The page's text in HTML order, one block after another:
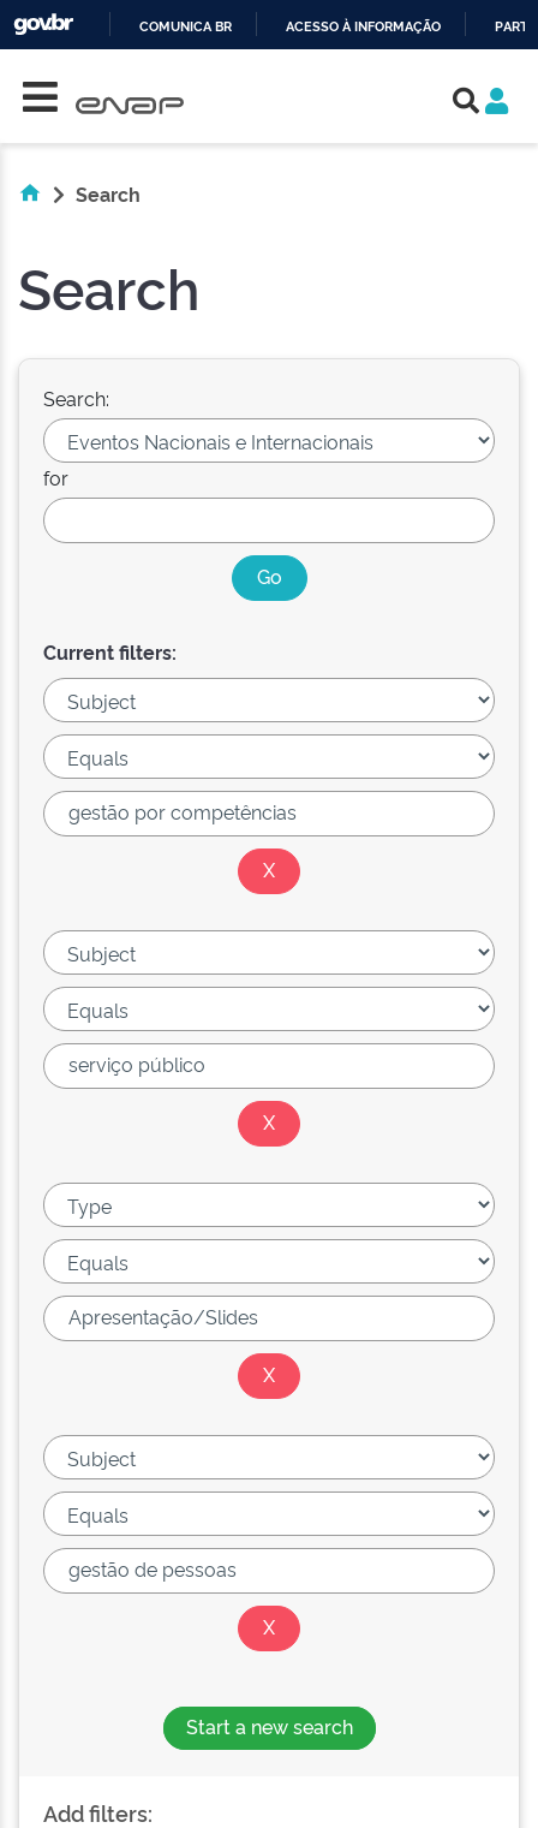
COMUNICA BR ACESSO À INFORMAÇÃO
Search
Search
Search:
for
Current filters:
Start a new search
Add filters: